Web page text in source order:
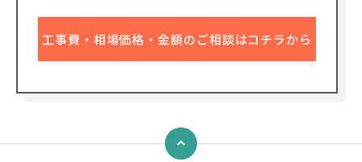
工事費・相場価格・金額のご相談はコチラから
↑